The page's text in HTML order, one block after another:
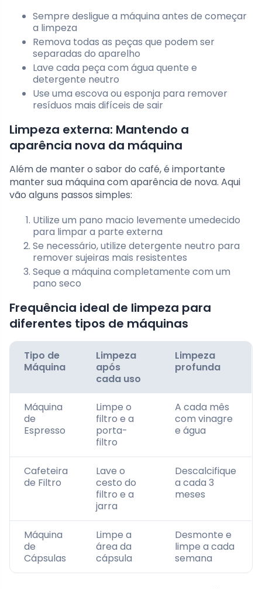
Sempre desligue a máquina antes de começar
a limpeza
Remova todas as peças que podem ser
separadas do aparelho
Lave cada peça com água quente e
detergente neutro
Use uma escova ou esponja para remover
resíduos mais difíceis de sair
Limpeza externa: Mantendo a
aparência nova da máquina
Além de manter o sabor do café, é importante
manter sua máquina com aparência de nova. Aqui
vão alguns passos simples:
Utilize um pano macio levemente umedecido
para limpar a parte externa
Se necessário, utilize detergente neutro para
remover sujeiras mais resistentes
Seque a máquina completamente com um
pano seco
Frequência ideal de limpeza para
diferentes tipos de máquinas
Tipo de
Máquina
Limpeza
após
cada uso
Limpeza
profunda
Máquina
de
Espresso
Limpe o
filtro e a
porta-
filtro
A cada mês
com vinagre
e água
Cafeteira
de Filtro
Lave o
cesto do
filtro e a
jarra
Descalcifique
a cada 3
meses
Máquina
de
Cápsulas
Limpe a
área da
cápsula
Desmonte e
limpe a cada
semana